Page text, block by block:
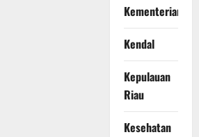
Kementerian
Kendal
Kepulauan
Riau
Kesehatan